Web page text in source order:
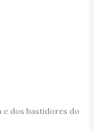
dos bastidores do